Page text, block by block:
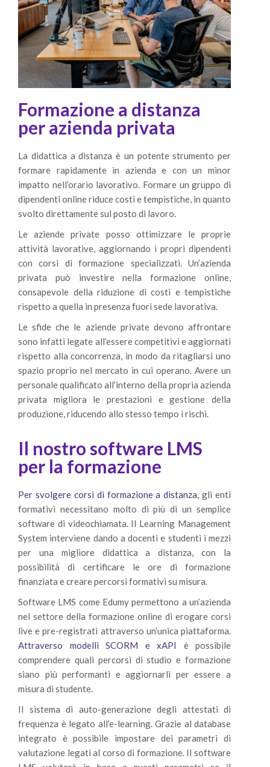
Formazione a distanza
per azienda privata
La didattica a distanza è un potente strumento per
formare rapidamente in azienda e con un minor
impatto nell’orario lavorativo. Formare un gruppo di
dipendenti online riduce costi e tempistiche, in quanto
svolto direttamente sul posto di lavoro.
Le aziende private posso ottimizzare le proprie
attività lavorative, aggiornando i propri dipendenti
con corsi di formazione specializzati. Un’azienda
privata può investire nella formazione online,
consapevole della riduzione di costi e tempistiche
rispetto a quella in presenza fuori sede lavorativa.
Le sfide che le aziende private devono affrontare
sono infatti legate all’essere competitivi e aggiornati
rispetto alla concorrenza, in modo da ritagliarsi uno
spazio proprio nel mercato in cui operano. Avere un
personale qualificato all’interno della propria azienda
privata migliora le prestazioni e gestione della
produzione, riducendo allo stesso tempo i rischi.
Il nostro software LMS
per la formazione
Per svolgere corsi di formazione a distanza, gli enti
formativi necessitano molto di più di un semplice
software di videochiamata. Il Learning Management
System interviene dando a docenti e studenti i mezzi
per una migliore didattica a distanza, con la
possibilità di certificare le ore di formazione
finanziata e creare percorsi formativi su misura.
Software LMS come Edumy permettono a un’azienda
nel settore della formazione online di erogare corsi
live e pre-registrati attraverso un’unica piattaforma.
Attraverso modelli SCORM e xAPI
è possibile
comprendere quali percorsi di studio e formazione
siano più performanti e aggiornarli per essere a
misura di studente.
Il sistema di auto-generazione degli attestati di
frequenza è legato all’e-learning. Grazie al database
integrato è possibile impostare dei parametri di
valutazione legati al corso di formazione. Il software